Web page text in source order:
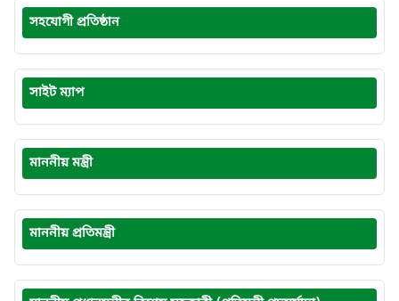
সহযোগী প্রতিষ্ঠান
সাইট ম্যাপ
মাননীয় মন্ত্রী
মাননীয় প্রতিমন্ত্রী